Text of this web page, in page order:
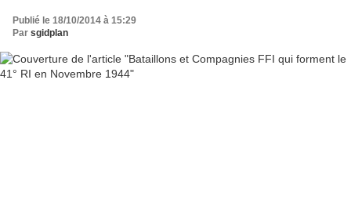
Publié le 18/10/2014 à 15:29
Par sgidplan